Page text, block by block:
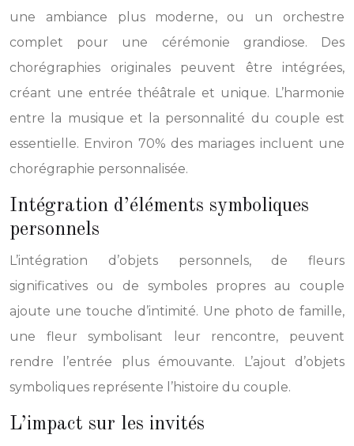
une ambiance plus moderne, ou un orchestre
complet pour une cérémonie grandiose. Des
chorégraphies originales peuvent être intégrées,
créant une entrée théâtrale et unique. L’harmonie
entre la musique et la personnalité du couple est
essentielle. Environ 70% des mariages incluent une
chorégraphie personnalisée.
Intégration d’éléments symboliques
personnels
L’intégration d’objets personnels, de fleurs
significatives ou de symboles propres au couple
ajoute une touche d’intimité. Une photo de famille,
une fleur symbolisant leur rencontre, peuvent
rendre l’entrée plus émouvante. L’ajout d’objets
symboliques représente l’histoire du couple.
L’impact sur les invités